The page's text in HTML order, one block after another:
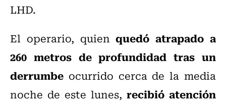
LHD.
El operario, quienquedó atrapado a
260 metros de profundidad tras un
derrumbe ocurrido cerca de la media
noche de este lunes, recibió atención